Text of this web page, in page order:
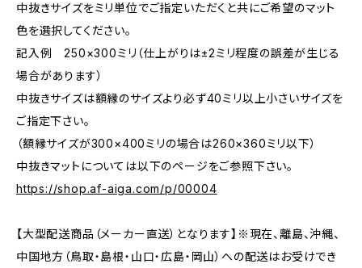
中抜きサイズをミリ単位でご指定いただくと共にご希望のマット
色を選択してください。
記入例 250×300ミリ（仕上がりは±2ミリ程度の誤差が生じる
場合があります）
中抜きサイズは額縁のサイズより必ず40ミリ以上小さいサイズを
ご指定下さい。
（額縁サイズが300×400ミリの場合は260×360ミリ以下）
中抜きマットについては以下のページをご参照下さい。
https://shop.af-aiga.com/p/00004
【大型配送商品（メーカー直送）となります】※現在、離島、沖縄、
中国地方（鳥取・島根・山口・広島・岡山）への配送はお受けでき